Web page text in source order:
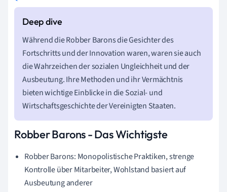
Während die Robber Barons die Gesichter des
Fortschritts und der Innovation waren, waren sie auch
die Wahrzeichen der sozialen Ungleichheit und der
Ausbeutung. Ihre Methoden und ihr Vermächtnis
bieten wichtige Einblicke in die Sozial- und
Wirtschaftsgeschichte der Vereinigten Staaten.
Robber Barons - Das Wichtigste
Robber Barons: Monopolistische Praktiken, strenge
Kontrolle über Mitarbeiter, Wohlstand basiert auf
Ausbeutung anderer